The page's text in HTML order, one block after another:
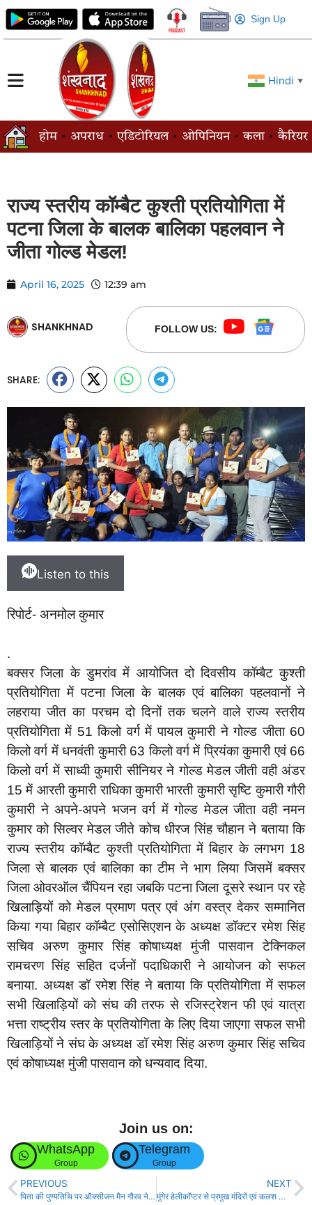
Sign Up
Hindi ▼
होम अपराध एडिटोरियल ओपिनियन कला कैरियर
राज्य स्तरीय कॉम्बैट कुश्ती प्रतियोगिता में
पटना जिला के बालक बालिका पहलवान ने
जीता गोल्ड मेडल!
April 16, 2025 12:39 am
SHANKHNAD FOLLOW US:
SHARE:
Listen to this
रिपोर्ट- अनमोल कुमार
.
बक्सर जिला के डुमरांव में आयोजित दो दिवसीय कॉम्बैट कुश्ती
प्रतियोगिता में पटना जिला के बालक एवं बालिका पहलवानों ने
लहराया जीत का परचम दो दिनों तक चलने वाले राज्य स्तरीय
प्रतियोगिता में 51 किलो वर्ग में पायल कुमारी ने गोल्ड जीता 60
किलो वर्ग में धनवंती कुमारी 63 किलो वर्ग में प्रियंका कुमारी एवं 66
किलो वर्ग में साध्वी कुमारी सीनियर ने गोल्ड मेडल जीती वही अंडर
15 में आरती कुमारी राधिका कुमारी भारती कुमारी सृष्टि कुमारी गौरी
कुमारी ने अपने-अपने भजन वर्ग में गोल्ड मेडल जीता वही नमन
कुमार को सिल्वर मेडल जीते कोच धीरज सिंह चौहान ने बताया कि
राज्य स्तरीय कॉम्बैट कुश्ती प्रतियोगिता में बिहार के लगभग 18
जिला से बालक एवं बालिका का टीम ने भाग लिया जिसमें बक्सर
जिला ओवरऑल चैंपियन रहा जबकि पटना जिला दूसरे स्थान पर रहे
खिलाड़ियों को मेडल प्रमाण पत्र एवं अंग वस्त्र देकर सम्मानित
किया गया बिहार कॉम्बैट एसोसिएशन के अध्यक्ष डॉक्टर रमेश सिंह
सचिव अरुण कुमार सिंह कोषाध्यक्ष मुंजी पासवान टेक्निकल
रामचरण सिंह सहित दर्जनों पदाधिकारी ने आयोजन को सफल
बनाया. अध्यक्ष डॉ रमेश सिंह ने बताया कि प्रतियोगिता में सफल
सभी खिलाड़ियों को संघ की तरफ से रजिस्ट्रेशन फी एवं यात्रा
भत्ता राष्ट्रीय स्तर के प्रतियोगिता के लिए दिया जाएगा सफल सभी
खिलाड़ियों ने संघ के अध्यक्ष डॉ रमेश सिंह अरुण कुमार सिंह सचिव
एवं कोषाध्यक्ष मुंजी पासवान को धन्यवाद दिया.
Join us on:
WhatsApp
Group
Telegram
Group
PREVIOUS
पिता की पुण्यतिथि पर ऑक्सीजन मैन गौरव ने किया साईकिल वितरण!
NEXT
मुंगेर हेलीकॉप्टर से प्रमुख मंदिरों एवं कलश यात्रा पर की गई पुष्पवर्षा!